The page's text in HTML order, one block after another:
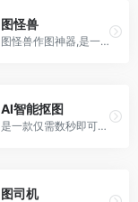
图怪兽
图怪兽作图神器,是一个在线ps图片编辑器,它相当于ps精简版软件
AI智能抠图
是一款仅需数秒即可完成全自动ai抠图的神奇软件。
图司机